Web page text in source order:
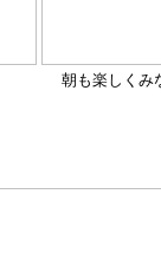
朝も楽しくみ